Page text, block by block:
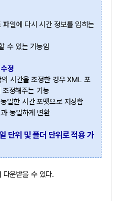
일에 다시 시간 정보를 입히는
수 있는 기능임
정
시간을 조정한 경우 XML 포
정해주는 기능
일한 시간 포맷으로 저장함
동일하게 변환
단위 및 폴더 단위로 적용 가
다운받을 수 있다.